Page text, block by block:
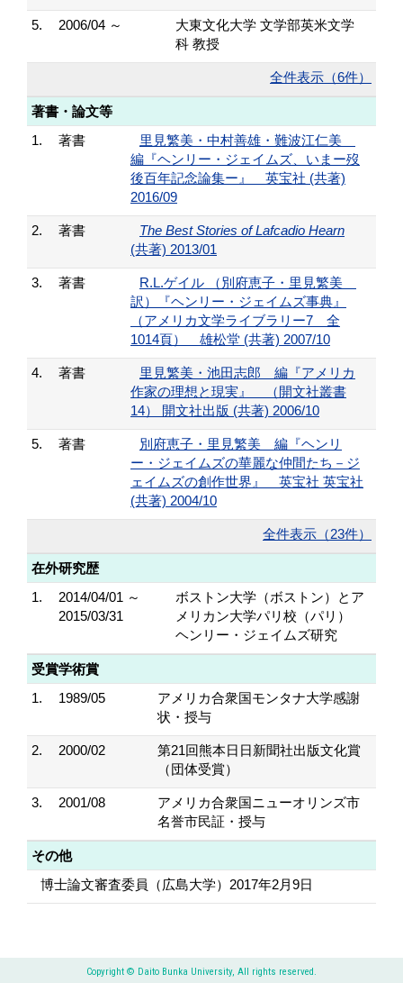
5. 2006/04 ～
大東文化大学 文学部英米文学
科 教授
全件表示（6件）
著書・論文等
1.
著書
里見繁美・中村善雄・難波江仁美
編『ヘンリー・ジェイムズ、いまー歿
後百年記念論集ー』 英宝社 (共著)
2016/09
2. 著書
The Best Stories of Lafcadio Hearn
(共著) 2013/01
3. 著書
R.L.ゲイル （別府恵子・里見繁美
訳）『ヘンリー・ジェイムズ事典』
（アメリカ文学ライブラリー7 全
1014頁） 雄松堂 (共著) 2007/10
4. 著書
里見繁美・池田志郎 編『アメリカ
作家の理想と現実』 （開文社叢書
14） 開文社出版 (共著) 2006/10
5. 著書
別府恵子・里見繁美 編『ヘンリ
ー・ジェイムズの華麗な仲間たち－ジ
ェイムズの創作世界』 英宝社 英宝社
(共著) 2004/10
全件表示（23件）
在外研究歴
1.
2014/04/01 ～
2015/03/31
ボストン大学（ボストン）とア
メリカン大学パリ校（パリ）
ヘンリー・ジェイムズ研究
受賞学術賞
1.
1989/05
アメリカ合衆国モンタナ大学感謝
状・授与
2. 2000/02
第21回熊本日日新聞社出版文化賞
（団体受賞）
3. 2001/08
アメリカ合衆国ニューオリンズ市
名誉市民証・授与
その他
博士論文審査委員（広島大学）2017年2月9日
Copyright © Daito Bunka University, All rights reserved.